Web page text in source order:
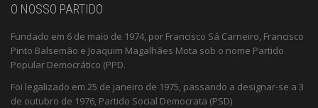
O NOSSO PARTIDO
Fundado em 6 de maio de 1974, por Francisco Sá Carneiro, Francisco
Pinto Balsemão e Joaquim Magalhães Mota sob o nome Partido
Popular Democrático (PPD.
Foi legalizado em 25 de janeiro de 1975, passando a designar-se a 3
de outubro de 1976, Partido Social Democrata (PSD)